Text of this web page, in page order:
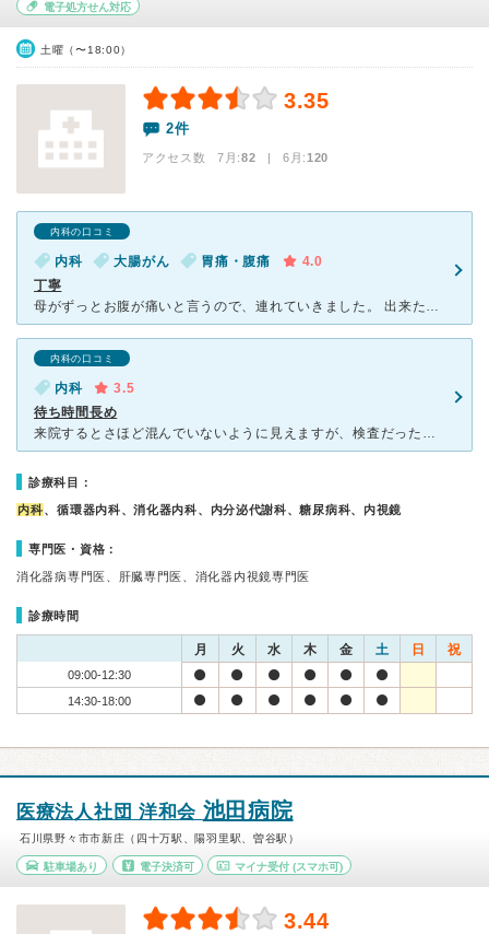
電子処方せん対応
土曜（〜18:00）
3.35
2件
アクセス数 7月:82 | 6月:120
内科の口コミ
内科 大腸がん 胃痛・腹痛
4.0
丁寧
母がずっとお腹が痛いと言うので、連れていきました。 出来たばかりで院内はとても綺麗でした。 待ち時間は少し長かったものの、検査してすぐさま大きい病院に行ってくださいと紹介状を書いてくれました。
内科の口コミ
内科
3.5
待ち時間長め
来院するとさほど混んでいないように見えますが、検査だったりがあるのか、かなり待たされます。1時間程待って、その間にだいぶ具合が悪化しました。コロナワクチン接種翌日の発熱で受診したので、車内で待機し先生
診療科目：
内科、循環器内科、消化器内科、内分泌代謝科、糖尿病科、内視鏡
専門医・資格：
消化器病専門医、肝臓専門医、消化器内視鏡専門医
診療時間
月 火 水 木 金 土 日 祝
09:00-12:30
14:30-18:00
医療法人社団 洋和会 池田病院
石川県野々市市新庄（四十万駅、陽羽里駅、曽谷駅）
駐車場あり 電子決済可 マイナ受付 (スマホ可)
3.44